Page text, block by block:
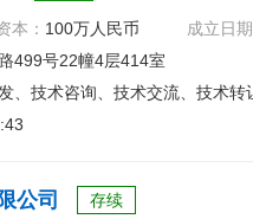
本： 100万人民币
成立日
499号22幢4层414室
、技术咨询、技术交流、技术转
公司 存续